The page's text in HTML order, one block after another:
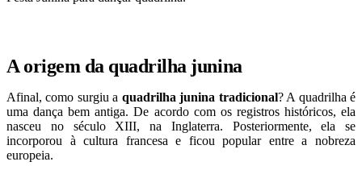
A origem da quadrilha junina
Afinal, como surgiu a quadrilha junina tradicional? A quadrilha é
uma dança bem antiga. De acordo com os registros históricos, ela
nasceu no século XIII, na Inglaterra. Posteriormente, ela se
incorporou à cultura francesa e ficou popular entre a nobreza
europeia.